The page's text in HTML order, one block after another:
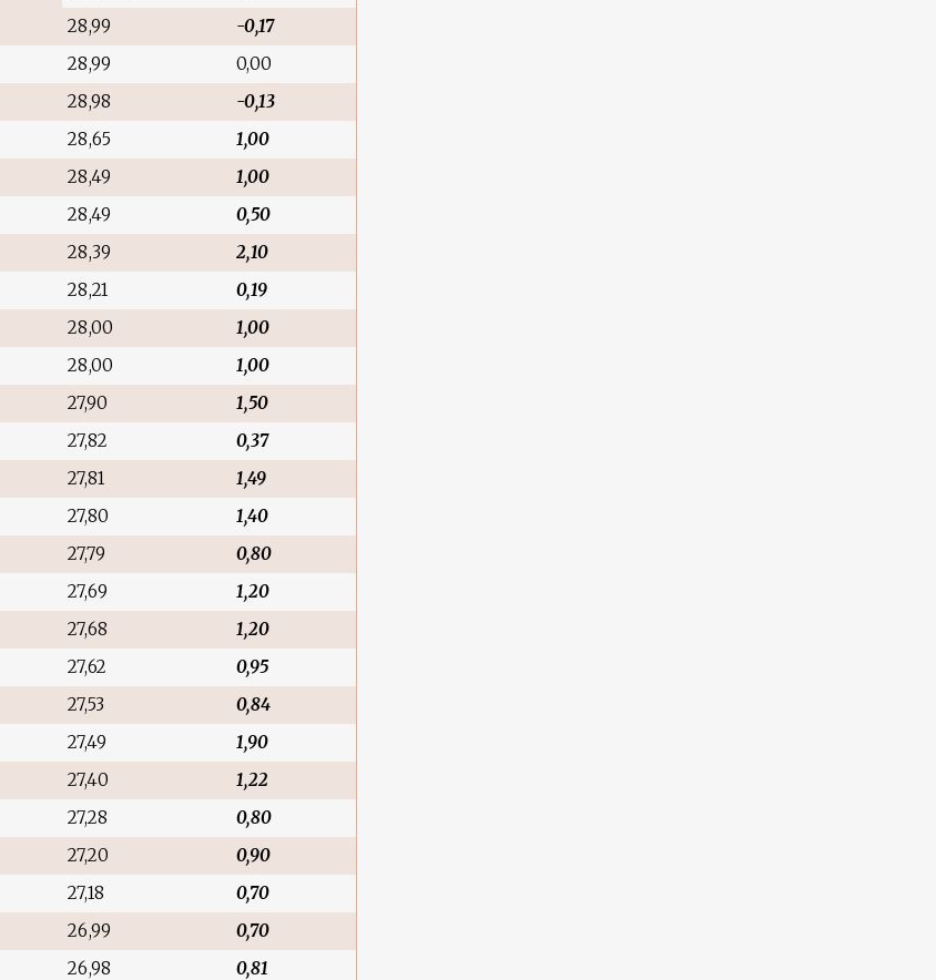
28,99
-0,17
28,99
0,00
28,98
-0,13
28,65
1,00
28,49
1,00
28,49
0,50
28,39
2,10
28,21
0,19
28,00
1,00
28,00
1,00
27,90
1,50
27,82
0,37
27,81
1,49
27,80
1,40
27,79
0,80
27,69
1,20
27,68
1,20
27,62
0,95
27,53
0,84
27,49
1,90
27,40
1,22
27,28
0,80
27,20
0,90
27,18
0,70
26,99
0,70
26,98
0,81